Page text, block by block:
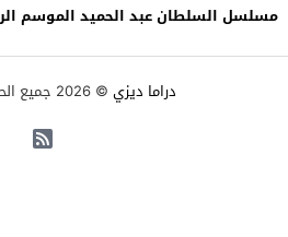
مسلسل السلطان عبد الحميد الموسم
دراما ديزي © 2026 جميع الحقوق محفوظة.